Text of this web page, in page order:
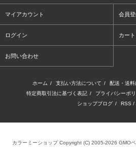
マイアカウント 会員
ログイン カー
お問い合わせ
ホーム / 支払い方法について / 配送・送料
特定商取引法に基づく表記 / プライバシーポ
ショップブログ / RSS /
カラーミーショップCopyright (C) 2005-2026 GMO